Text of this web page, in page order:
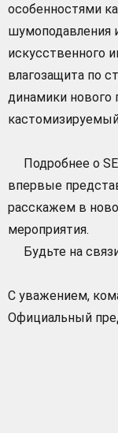
особенностями
шумоподавления
искусственного
влагозащита по
динамики нового
Подробнее о
впервые
расскажем в
мероприятия.
Будьте на
С уважением,
Официальный